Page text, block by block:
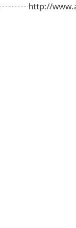
http://